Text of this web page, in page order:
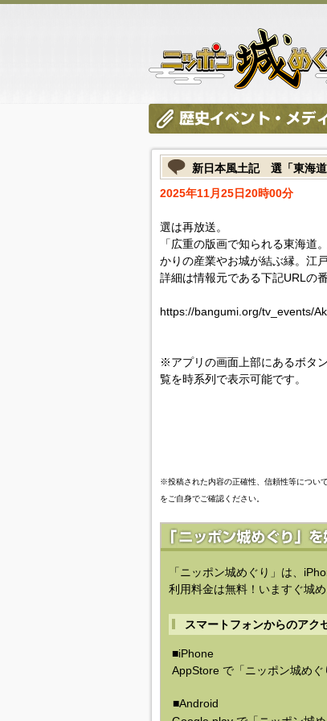
新日本風土記 選「東海
2025年11月25日20時00分
選は再放送。
「広重の版画で知られる東海道
かりの産業やお城が結ぶ縁。江
詳細は情報元である下記URLの
https://bangumi.org/tv_events/
※アプリの画面上部にあるボタ
覧を時系列で表示可能です。
※投稿された内容の正確性、信頼性等につい
をご自身でご確認ください。
「ニッポン城めぐり」は、
利用料金は無料！いますぐ城
スマートフォンからのアク
■iPhone
AppStore で「ニッポン城めぐ
■Android